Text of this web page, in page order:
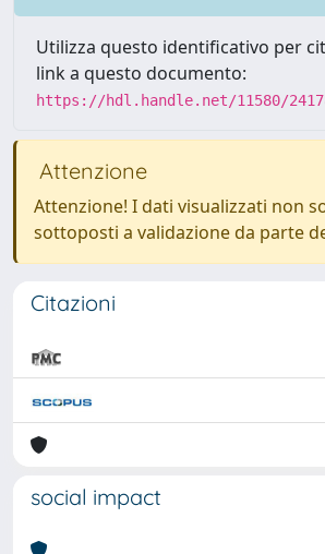
Utilizza questo identificativo per
link a questo documento:
https://hdl.handle.net/11580/
Attenzione
Attenzione! I dati visualizzati non
sottoposti a validazione da parte
Citazioni
social impact